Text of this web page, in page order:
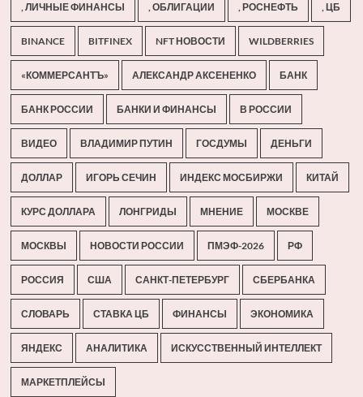
, ЛИЧНЫЕ ФИНАНСЫ , ОБЛИГАЦИИ , РОСНЕФТЬ , ЦБ
BINANCE BITFINEX NFT НОВОСТИ WILDBERRIES
«КОММЕРСАНТЪ» АЛЕКСАНДР АКСЕНЕНКО БАНК
БАНК РОССИИ БАНКИ И ФИНАНСЫ В РОССИИ
ВИДЕО ВЛАДИМИР ПУТИН ГОСДУМЫ ДЕНЬГИ
ДОЛЛАР ИГОРЬ СЕЧИН ИНДЕКС МОСБИРЖИ КИТАЙ
КУРС ДОЛЛАРА ЛОНГРИДЫ МНЕНИЕ МОСКВЕ
МОСКВЫ НОВОСТИ РОССИИ ПМЭФ-2026 РФ
РОССИЯ США САНКТ-ПЕТЕРБУРГ СБЕРБАНКА
СЛОВАРЬ СТАВКА ЦБ ФИНАНСЫ ЭКОНОМИКА
ЯНДЕКС АНАЛИТИКА ИСКУССТВЕННЫЙ ИНТЕЛЛЕКТ
МАРКЕТПЛЕЙСЫ